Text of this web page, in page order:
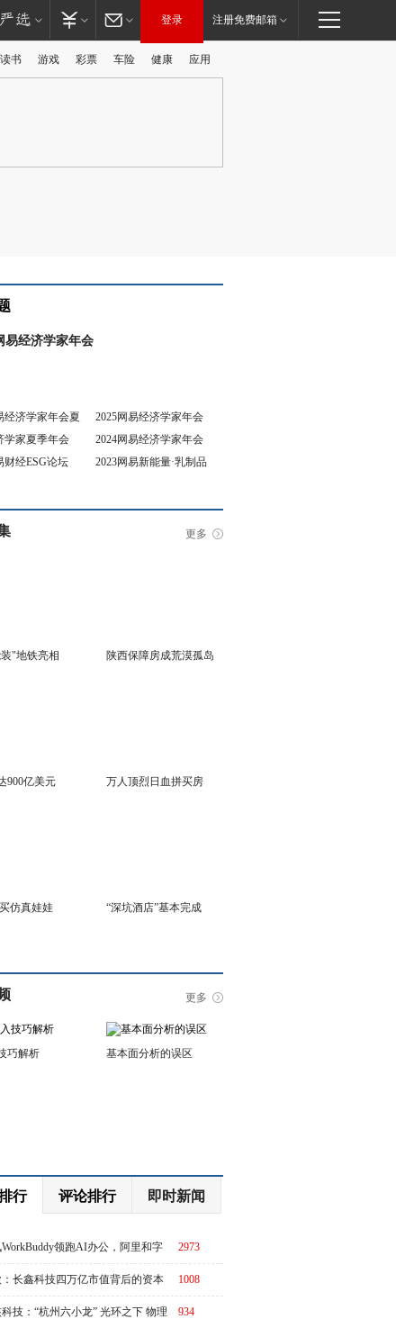
登录 注册免费邮箱
读书 游戏 彩票 车险 健康 应用
经济学家年会夏
2025网易经济学家年会
学家夏季年会
2024网易经济学家年会
财经ESG论坛
2023网易新能量·乳制品
更多
"地铁亮相 陕西保障房成荒漠孤岛
900亿美元 万人顶烈日血拼买房
仿真娃娃 “深坑酒店”基本完成
更多
巧解析 基本面分析的误区
行 评论排行 即时新闻
2973
WorkBuddy领跑AI办公，阿里和字
？ 1008
：长鑫科技四万亿市值背后的资本
934
技：“杭州六小龙” 光环之下 物理